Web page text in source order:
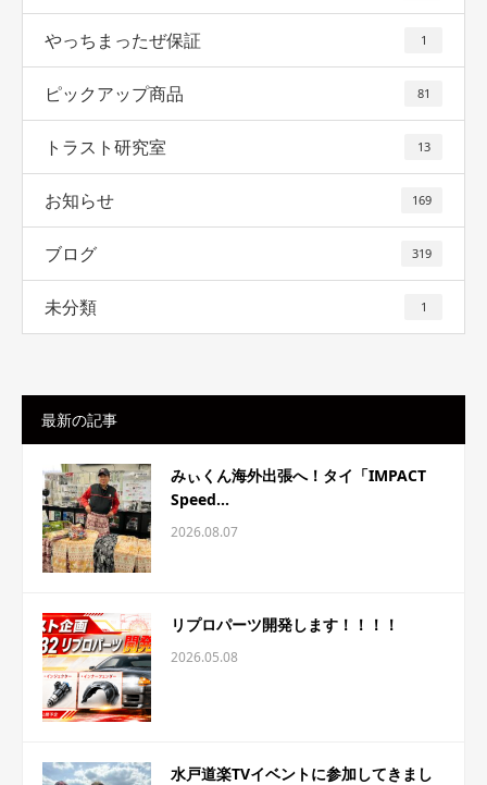
やっちまったぜ保証 1
ピックアップ商品 81
トラスト研究室 13
お知らせ 169
ブログ 319
未分類 1
最新の記事
みぃくん海外出張へ！タイ「IMPACT
Speed...
2026.08.07
リプロパーツ開発します！！！！
2026.05.08
水戸道楽TVイベントに参加してきまし